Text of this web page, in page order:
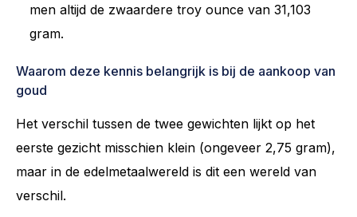
men altijd de zwaardere troy ounce van 31,103
gram.
Waarom deze kennis belangrijk is bij de aankoop van
goud
Het verschil tussen de twee gewichten lijkt op het
eerste gezicht misschien klein (ongeveer 2,75 gram),
maar in de edelmetaalwereld is dit een wereld van
verschil.